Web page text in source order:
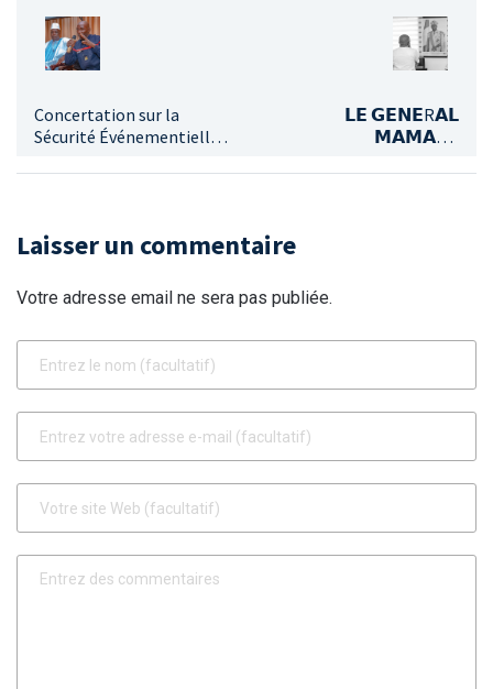
Concertation sur la
Sécurité Événementielle
Réglementation Adaptée
𝗟𝗘 𝗚𝗘𝗡𝗘R𝗔𝗟
𝗠𝗔𝗠𝗔𝗗𝗜
𝗗𝗘𝗦 𝗔𝗖𝗧𝗘𝗦 𝗤𝗨𝗜
𝗡𝗢𝗨𝗩𝗘𝗟𝗟𝗘 𝗚𝗨𝗜𝗡𝗘E
Laisser un commentaire
Votre adresse email ne sera pas publiée.